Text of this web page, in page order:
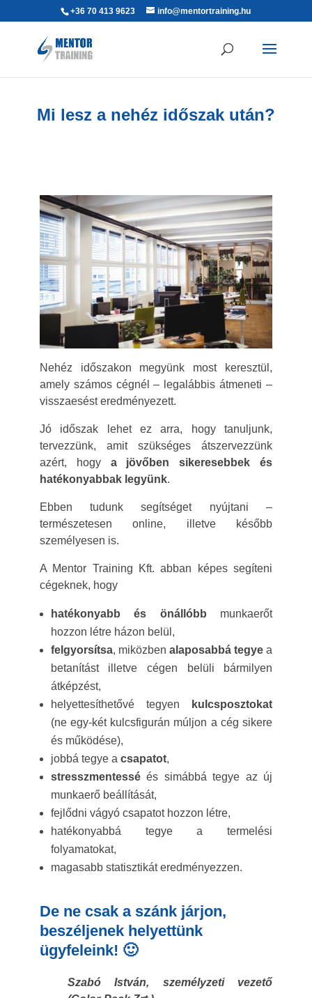
+36 70 413 9623 info@mentortraining.hu
Mi lesz a nehéz időszak után?
Nehéz időszakon megyünk most keresztül,
amely számos cégnél – legalábbis átmeneti –
visszaesést eredményezett.
Jó időszak lehet ez arra, hogy tanuljunk,
tervezzünk, amit szükséges átszervezzünk
azért, hogy a jövőben sikeresebbek és
hatékonyabbak legyünk.
Ebben tudunk segítséget nyújtani –
természetesen online, illetve később
személyesen is.
A Mentor Training Kft. abban képes segíteni
cégeknek, hogy
hatékonyabb és önállóbb munkaerőt
hozzon létre házon belül,
felgyorsítsa, miközben alaposabbá tegye a
betanítást illetve cégen belüli bármilyen
átképzést,
helyettesíthetővé tegyen
kulcsposztokat
(ne egy-két kulcsfigurán múljon a cég sikere
és működése),
jobbá tegye a csapatot,
stresszmentesséés simábbá tegye az új
munkaerő beállítását,
fejlődni vágyó csapatot hozzon létre,
hatékonyabbá tegye a termelési
folyamatokat,
magasabb statisztikát eredményezzen.
De ne csak a szánk járjon,
beszéljenek helyettünk
ügyfeleink! 🙂
Szabó István, személyzeti vezető